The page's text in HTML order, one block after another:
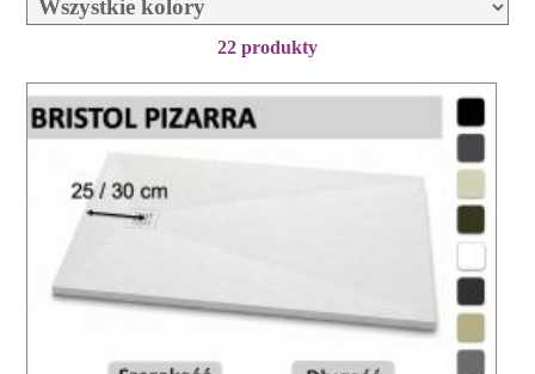
22 produkty